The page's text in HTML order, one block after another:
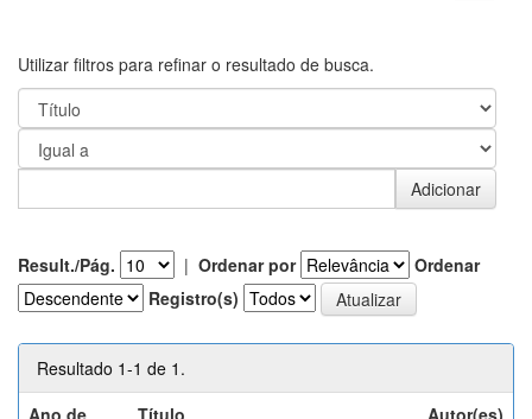
Utilizar filtros para refinar o resultado de busca.
Result./Pág. | Ordenar por
Ordenar
Registro(s)
Resultado 1-1 de 1.
Ano de
Título Autor(es)